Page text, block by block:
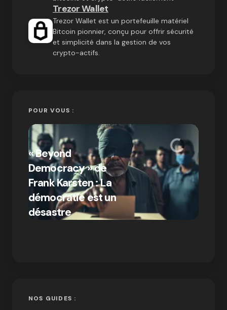
Trezor Wallet
Trezor Wallet est un portefeuille matériel
Bitcoin pionnier, conçu pour offrir sécurité
et simplicité dans la gestion de vos
crypto-actifs.
POUR VOUS :
« Beyond
Democracy » de
Frank Karsten : La
démocratie est un
désastre
par Ines Aissani
on 03/10/2024
NOS GUIDES :